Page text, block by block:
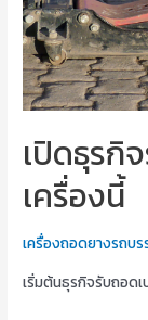
เปิดธุรกิ
เครื่องนี้
เครื่องถอดยางรถบ
เริ่มต้นธุรกิจรับถอด